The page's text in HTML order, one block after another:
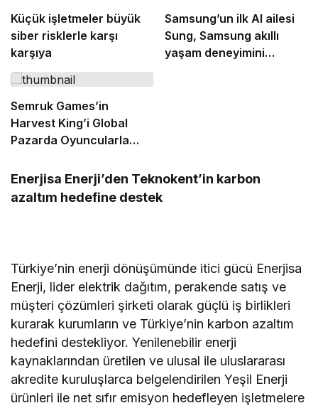
Küçük işletmeler büyük
siber risklerle karşı
karşıya
Samsung’un ilk AI ailesi
Sung, Samsung akıllı
yaşam deneyimini
Semruk Games’in
Harvest King’i Global
Pazarda Oyuncularla
Enerjisa Enerji’den Teknokent’in karbon
azaltım hedefine destek
Türkiye’nin enerji dönüşümünde itici gücü Enerjisa
Enerji, lider elektrik dağıtım, perakende satış ve
müşteri çözümleri şirketi olarak güçlü iş birlikleri
kurarak kurumların ve Türkiye’nin karbon azaltım
hedefini destekliyor. Yenilenebilir enerji
kaynaklarından üretilen ve ulusal ile uluslararası
akredite kuruluşlarca belgelendirilen Yeşil Enerji
ürünleri ile net sıfır emisyon hedefleyen işletmelere